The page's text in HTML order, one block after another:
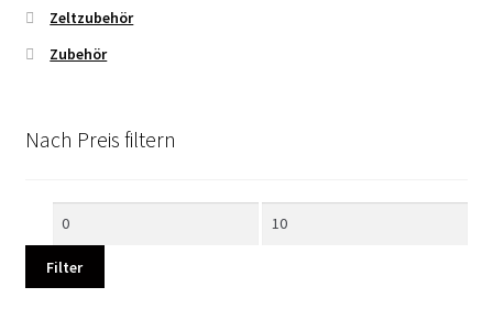
Zeltzubehör
Zubehör
Nach Preis filtern
Min.
Max.
Filter